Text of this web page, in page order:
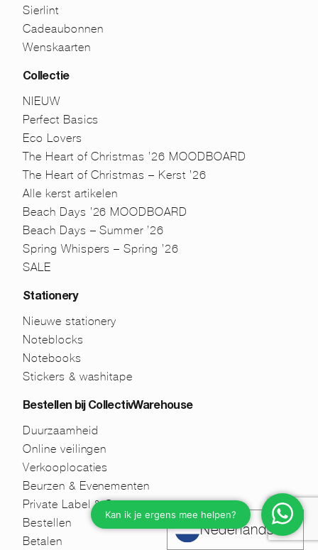
Sierlint
Cadeaubonnen
Wenskaarten
Collectie
NIEUW
Perfect Basics
Eco Lovers
The Heart of Christmas ’26 MOODBOARD
The Heart of Christmas – Kerst ’26
Alle kerst artikelen
Beach Days ’26 MOODBOARD
Beach Days – Summer ’26
Spring Whispers – Spring ’26
SALE
Stationery
Nieuwe stationery
Noteblocks
Notebooks
Stickers & washitape
Bestellen bij CollectivWarehouse
Duurzaamheid
Online veilingen
Verkooplocaties
Beurzen & Evenementen
Private Label & Custom
Bestellen
Betalen
Nederlands